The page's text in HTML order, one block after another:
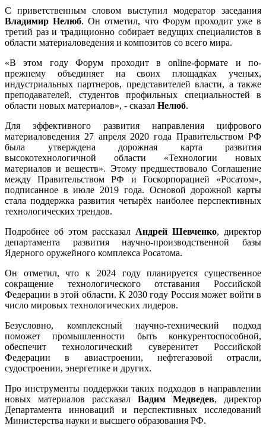
С приветственным словом выступил модератор заседания
Владимир Нелюб. Он отметил, что Форум проходит уже в
третий раз и традиционно собирает ведущих специалистов в
области материаловедения и композитов со всего мира.
«В этом году Форум проходит в online-формате и по-
прежнему объединяет на своих площадках ученых,
индустриальных партнеров, представителей власти, а также
преподавателей, студентов профильных специальностей в
области новых материалов», - сказал Нелюб.
Для эффективного развития направления цифрового
материаловедения 27 апреля 2020 года Правительством РФ
была утверждена дорожная карта развития
высокотехнологичной области «Технологии новых
материалов и веществ». Этому предшествовало Соглашение
между Правительством РФ и Госкорпорацией «Росатом»,
подписанное в июле 2019 года. Основой дорожной карты
стала поддержка развития четырёх наиболее перспективных
технологических трендов.
Подробнее об этом рассказал Андрей Шевченко, директор
департамента развития научно-производственной базы
Ядерного оружейного комплекса Росатома.
Он отметил, что к 2024 году планируется существенное
сокращение технологического отставания Российской
Федерации в этой области. К 2030 году Россия может войти в
число мировых технологических лидеров.
Безусловно, комплексный научно-технический подход
поможет промышленности быть конкурентоспособной,
обеспечит технологический суверенитет Российской
Федерации в авиастроении, нефтегазовой отрасли,
судостроении, энергетике и других.
Про инструменты поддержки таких подходов в направлении
новых материалов рассказал Вадим Медведев, директор
Департамента инноваций и перспективных исследований
Министерства науки и высшего образования РФ.